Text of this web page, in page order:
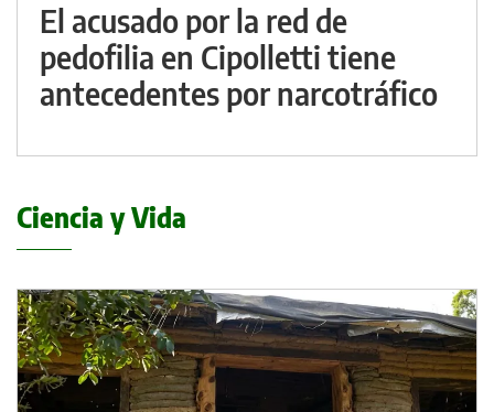
El acusado por la red de
pedofilia en Cipolletti tiene
antecedentes por narcotráfico
Ciencia y Vida